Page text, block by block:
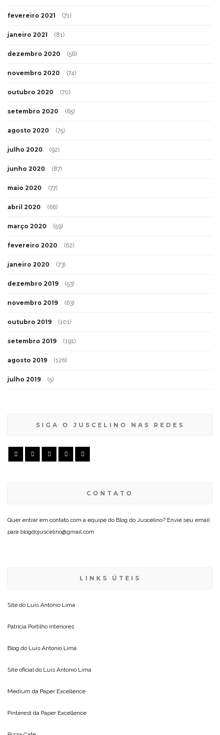
fevereiro 2021 (71)
janeiro 2021 (81)
dezembro 2020 (56)
novembro 2020 (74)
outubro 2020 (70)
setembro 2020 (65)
agosto 2020 (75)
julho 2020 (92)
junho 2020 (87)
maio 2020 (77)
abril 2020 (66)
março 2020 (59)
fevereiro 2020 (62)
janeiro 2020 (73)
dezembro 2019 (53)
novembro 2019 (63)
outubro 2019 (101)
setembro 2019 (191)
agosto 2019 (126)
julho 2019 (5)
SIGA O JUSCELINO NAS REDES
CONTATO
Quer entrar em contato com a equipe do Blog do Juscelino? Envie seu email
para blogdojuscelino@gmail.com
LINKS ÚTEIS
Site do Luis Antonio Lima
Patricia Portilho Interiores
Blog do Luis Antonio Lima
Site oficial do Luis Antonio Lima
Medium da Paper Excellence
Pinterest da Paper Excellence